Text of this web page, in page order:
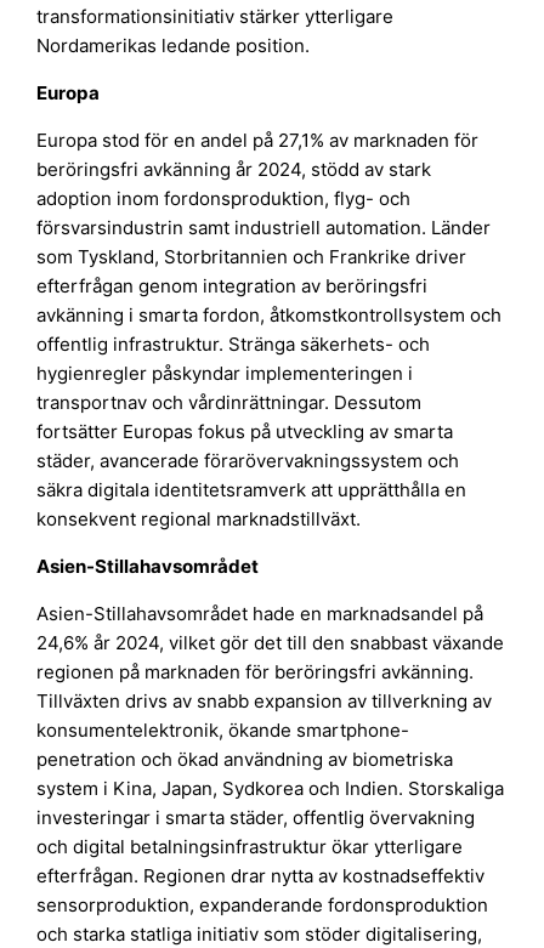
transformationsinitiativ stärker ytterligare
Nordamerikas ledande position.
Europa
Europa stod för en andel på 27,1% av marknaden för
beröringsfri avkänning år 2024, stödd av stark
adoption inom fordonsproduktion, flyg- och
försvarsindustrin samt industriell automation. Länder
som Tyskland, Storbritannien och Frankrike driver
efterfrågan genom integration av beröringsfri
avkänning i smarta fordon, åtkomstkontrollsystem och
offentlig infrastruktur. Stränga säkerhets- och
hygienregler påskyndar implementeringen i
transportnav och vårdinrättningar. Dessutom
fortsätter Europas fokus på utveckling av smarta
städer, avancerade förarövervakningssystem och
säkra digitala identitetsramverk att upprätthålla en
konsekvent regional marknadstillväxt.
Asien-Stillahavsområdet
Asien-Stillahavsområdet hade en marknadsandel på
24,6% år 2024, vilket gör det till den snabbast växande
regionen på marknaden för beröringsfri avkänning.
Tillväxten drivs av snabb expansion av tillverkning av
konsumentelektronik, ökande smartphone-
penetration och ökad användning av biometriska
system i Kina, Japan, Sydkorea och Indien. Storskaliga
investeringar i smarta städer, offentlig övervakning
och digital betalningsinfrastruktur ökar ytterligare
efterfrågan. Regionen drar nytta av kostnadseffektiv
sensorproduktion, expanderande fordonsproduktion
och starka statliga initiativ som stöder digitalisering,